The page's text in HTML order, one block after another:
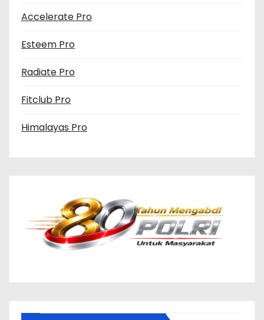
Accelerate Pro
Esteem Pro
Radiate Pro
Fitclub Pro
Himalayas Pro